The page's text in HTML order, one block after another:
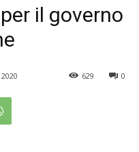
il governo
0
629